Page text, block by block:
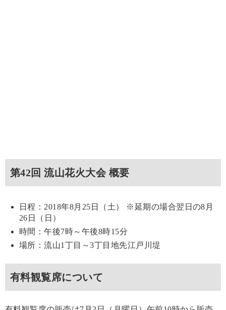
第42回 流山花火大会 概要
日程：2018年8月25日（土） ※延期の場合翌日の8月
26日（日）
時間：午後7時～午後8時15分
場所：流山1丁目～3丁目地先江戸川堤
有料観覧席について